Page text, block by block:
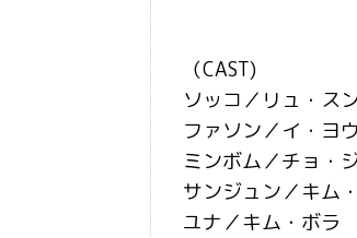
（CAST)
ソッコ／リュ・ス
ファソン／イ・ヨ
ミンボム／チョ・
サンジュン／キム
ユナ／キム・ボラ